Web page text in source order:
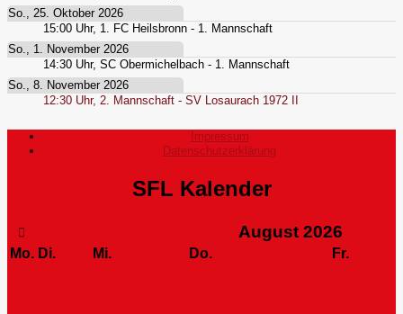
So., 25. Oktober 2026
15:00 Uhr, 1. FC Heilsbronn - 1. Mannschaft
So., 1. November 2026
14:30 Uhr, SC Obermichelbach - 1. Mannschaft
So., 8. November 2026
12:30 Uhr, 2. Mannschaft - SV Losaurach 1972 II
Impressum
Datenschutzerklärung
SFL Kalender
August 2026
Mo. Di. Mi. Do. Fr.